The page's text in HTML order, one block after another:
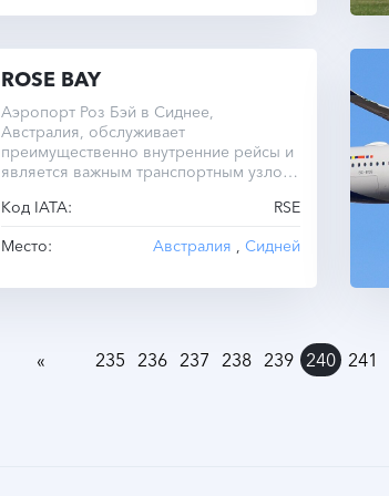
ROSE BAY
Аэропорт Роз Бэй в Сиднее,
Австралия, обслуживает
преимущественно внутренние рейсы и
является важным транспортным узлом
Код IATA:
RSE
Место:
Австралия Сидней
« 235 236 237 238 239 240 241